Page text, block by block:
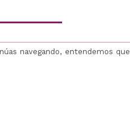
navegando, entendemos que